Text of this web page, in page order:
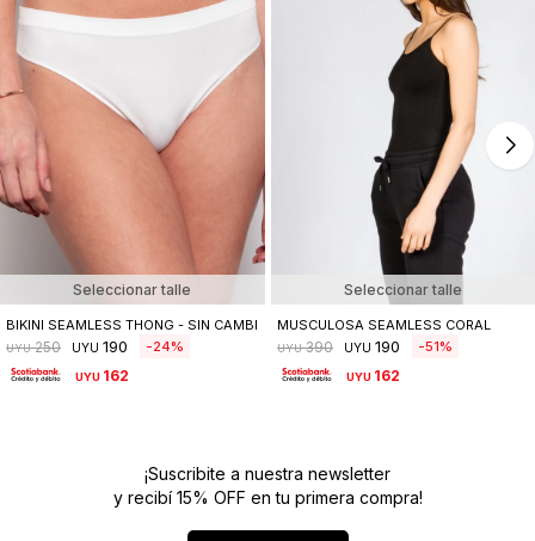
Seleccionar talle
BIKINI SEAMLESS THONG - SIN CAMBIO
UYU 250 UYU 190 24
UYU 162
Seleccionar talle
MUSCULOSA SEAMLESS CORAL
UYU 390 UYU 190 51
UYU 162
¡Suscribite a nuestra newsletter
y recibí 15% OFF en tu primera compra!